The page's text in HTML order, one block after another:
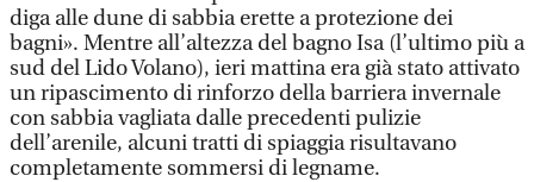
diga alle dune di sabbia erette a protezione dei
bagni». Mentre all’altezza del bagno Isa (l’ultimo più a
sud del Lido Volano), ieri mattina era già stato attivato
un ripascimento di rinforzo della barriera invernale
con sabbia vagliata dalle precedenti pulizie
dell’arenile, alcuni tratti di spiaggia risultavano
completamente sommersi di legname.